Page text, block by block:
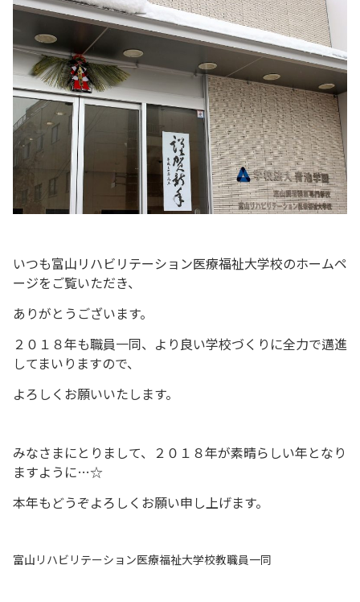
いつも富山リハビリテーション医療福祉大学校のホームペ
ージをご覧いただき、
ありがとうございます。
２０１８年も職員一同、より良い学校づくりに全力で邁進
してまいりますので、
よろしくお願いいたします。
みなさまにとりまして、２０１８年が素晴らしい年となり
ますように…☆
本年もどうぞよろしくお願い申し上げます。
富山リハビリテーション医療福祉大学校教職員一同